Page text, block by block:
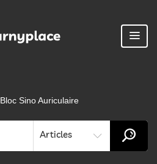
Bloc Sino Auriculaire
Articles